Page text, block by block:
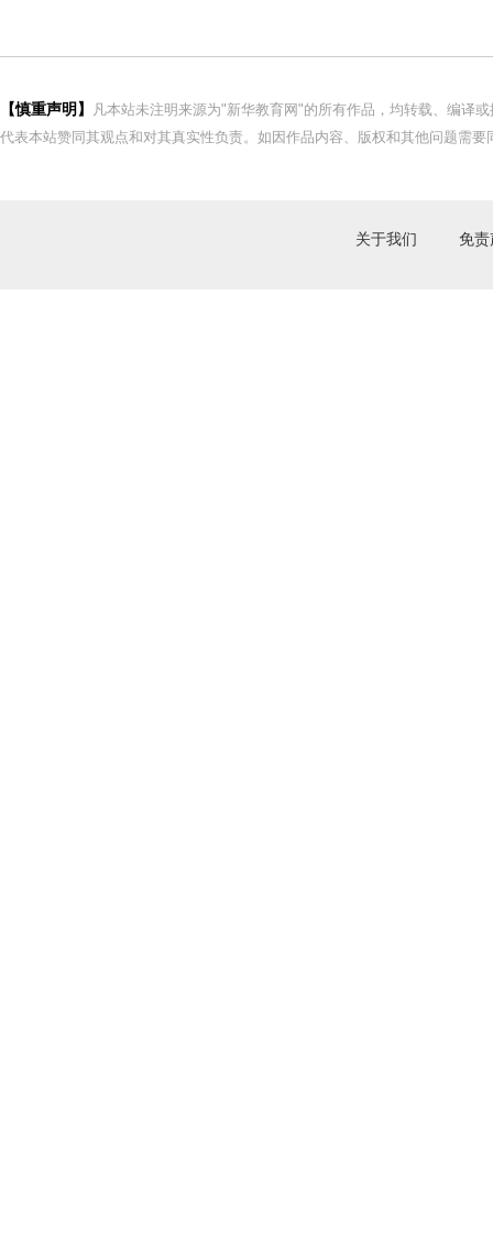
【慎重声明】
凡本站未注明来源为"新华教育网"的所有作品，均转载、编译
代表本站赞同其观点和对其真实性负责。如因作品内容、版权和其他问题需
关于我们 免责